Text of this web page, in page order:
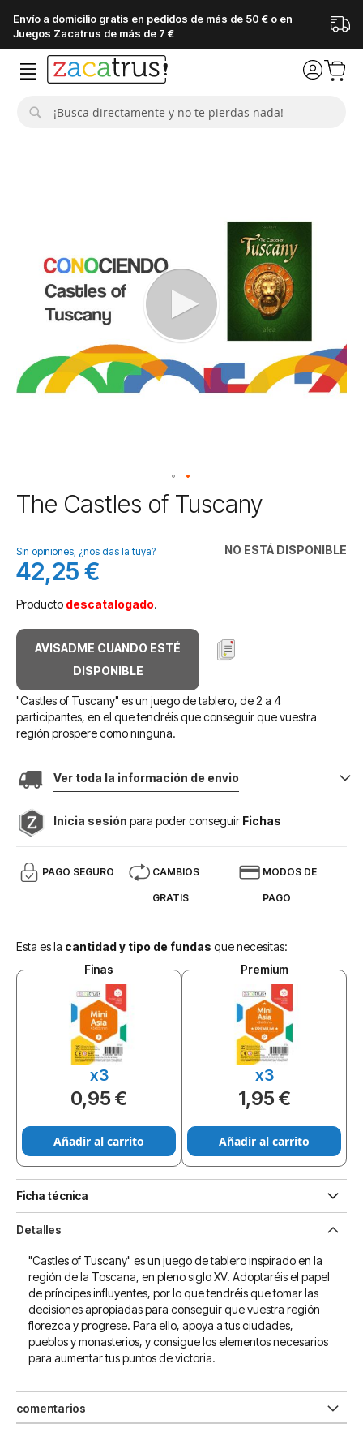
Envío a domicilio gratis en pedidos de más de 50 € o en
Juegos Zacatrus de más de 7 €
imágenes
Saltar
al
de
la
galería
imágenes
The Castles of Tuscany
NO ESTÁ DISPONIBLE
Sin opiniones, ¿nos das la tuya?
42,25 €
Producto descatalogado.
AVISADME CUANDO ESTÉ
DISPONIBLE
"Castles of Tuscany" es un juego de tablero, de 2 a 4
participantes, en el que tendréis que conseguir que vuestra
región prospere como ninguna.
Ver toda la información de envio
Inicia sesión para poder conseguir Fichas
PAGO SEGURO CAMBIOS
GRATIS
MODOS DE
PAGO
Esta es la cantidad y tipo de fundas que necesitas:
Finas
x3
0,95 €
Añadir al carrito
Premium
x3
1,95 €
Añadir al carrito
Ficha técnica
Detalles
"Castles of Tuscany" es un juego de tablero inspirado en la
región de la Toscana, en pleno siglo XV. Adoptaréis el papel
de príncipes influyentes, por lo que tendréis que tomar las
decisiones apropiadas para conseguir que vuestra región
florezca y progrese. Para ello, apoya a tus ciudades,
pueblos y monasterios, y consigue los elementos necesarios
para aumentar tus puntos de victoria.
comentarios